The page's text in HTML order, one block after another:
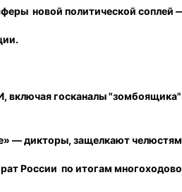
новой политической
включая госканалы
— дикторы, защелкают
России по итогам